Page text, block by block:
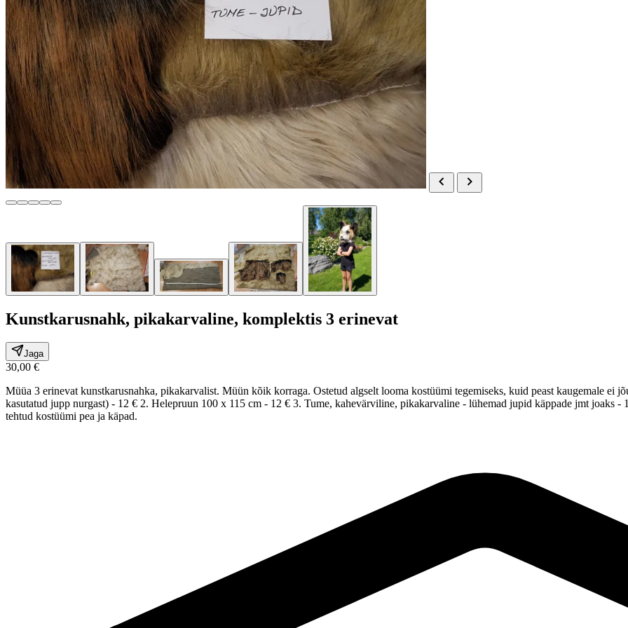
Kunstkarusnahk, pikakarvaline, komplektis 3 erinevat
Jaga
30,00 €
Müüa 3 erinevat kunstkarusnahka, pikakarvalist. Müün kõik korraga. Ostetud algselt looma kostüümi tegemiseks, kuid peast kaugemale ei
kasutatud jupp nurgast) - 12 € 2. Helepruun 100 x 115 cm - 12 € 3. Tume, kahevärviline, pikakarvaline - lühemad jupid käppade jmt joaks
tehtud kostüümi pea ja käpad.